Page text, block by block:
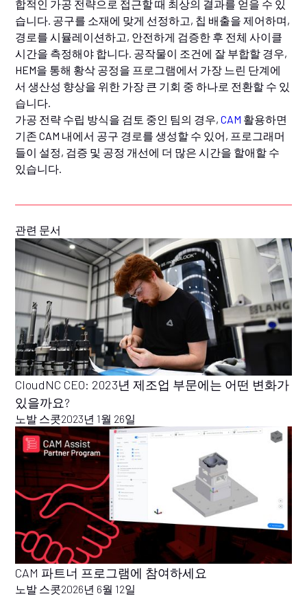
합적인 가공 전략으로 접근할 때 최상의 결과를 얻을 수 있
습니다. 공구를 소재에 맞게 선정하고, 칩 배출을 제어하며,
경로를 시뮬레이션하고, 안전하게 검증한 후 전체 사이클
시간을 측정해야 합니다. 공작물이 조건에 잘 부합할 경우,
HEM을 통해 황삭 공정을 프로그램에서 가장 느린 단계에
서 생산성 향상을 위한 가장 큰 기회 중 하나로 전환할 수 있
습니다.
가공 전략 수립 방식을 검토 중인 팀의 경우,CAM 활용하면
기존 CAM 내에서 공구 경로를 생성할 수 있어, 프로그래머
들이 설정, 검증 및 공정 개선에 더 많은 시간을 할애할 수
있습니다.
관련 문서
CloudNC CEO: 2023년 제조업 부문에는 어떤 변화가
있을까요?
노발 스콧2023년 1월 26일
CAM 파트너 프로그램에 참여하세요
노발 스콧2026년 6월 12일